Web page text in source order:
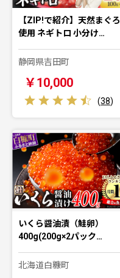
【ZIP!で紹介】天然まぐろ
使用 ネギトロ 小分け…
静岡県吉田町
￥10,000
(38)
いくら醤油漬（鮭卵）
400g(200g×2パック…
北海道白糠町